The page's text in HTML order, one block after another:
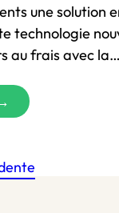
une solution
technologie
au frais avec la…